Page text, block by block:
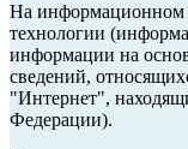
На информационном
технологии
информации на
сведений,
"Интернет",
Федерации).